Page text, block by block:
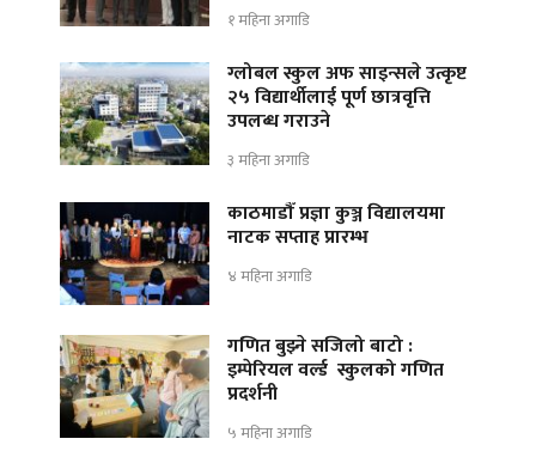
१ महिना अगाडि
ग्लोबल स्कुल अफ साइन्सले उत्कृष्ट
२५ विद्यार्थीलाई पूर्ण छात्रवृत्ति
उपलब्ध गराउने
३ महिना अगाडि
काठमाडौँ प्रज्ञा कुञ्ज विद्यालयमा
नाटक सप्ताह प्रारम्भ
४ महिना अगाडि
गणित बुझ्ने सजिलो बाटो :
इम्पेरियल वर्ल्ड स्कुलको गणित
प्रदर्शनी
५ महिना अगाडि